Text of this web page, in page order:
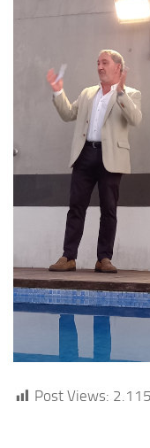
Post Views: 2.115